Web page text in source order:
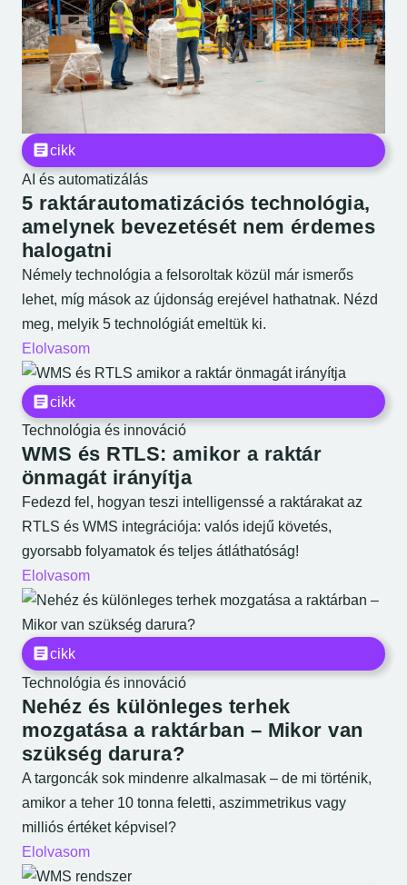
cikk
AI és automatizálás
5 raktárautomatizációs technológia,
amelynek bevezetését nem érdemes
halogatni
Némely technológia a felsoroltak közül már ismerős
lehet, míg mások az újdonság erejével hathatnak. Nézd
meg, melyik 5 technológiát emeltük ki.
Elolvasom
cikk
Technológia és innováció
WMS és RTLS: amikor a raktár
önmagát irányítja
Fedezd fel, hogyan teszi intelligenssé a raktárakat az
RTLS és WMS integrációja: valós idejű követés,
gyorsabb folyamatok és teljes átláthatóság!
Elolvasom
cikk
Technológia és innováció
Nehéz és különleges terhek
mozgatása a raktárban – Mikor van
szükség darura?
A targoncák sok mindenre alkalmasak – de mi történik,
amikor a teher 10 tonna feletti, aszimmetrikus vagy
milliós értéket képvisel?
Elolvasom